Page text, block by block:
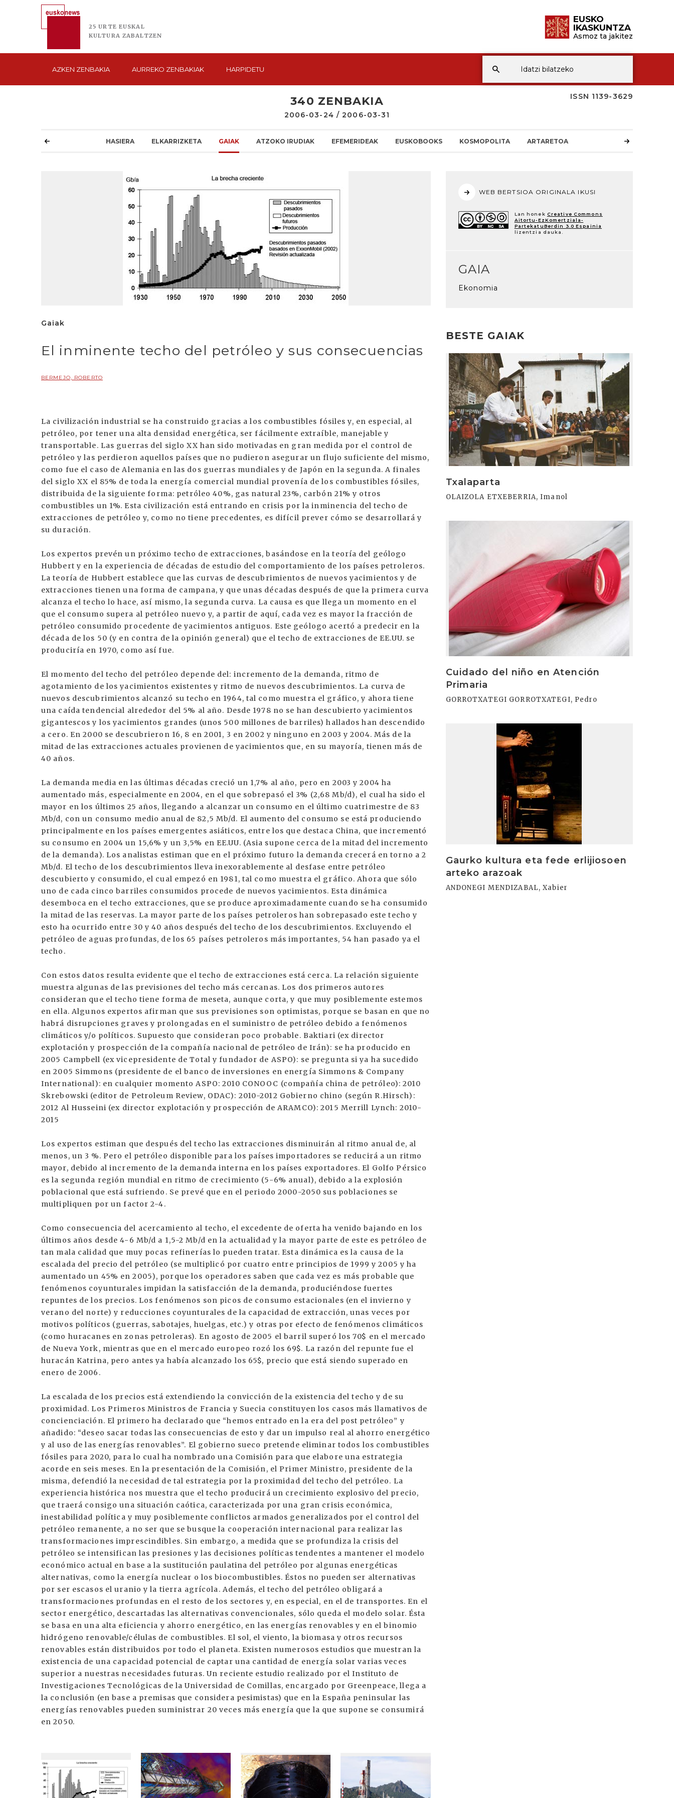
25 URTE EUSKAL
KULTURA ZABALTZEN
EUSKO
IKASKUNTZA
Asmoz ta jakitez
AZKEN ZENBAKIA AURREKO ZENBAKIAK HARPIDETU
ISSN 1139-3629
340 ZENBAKIA
2006-03-24 / 2006-03-31
HASIERA ELKARRIZKETA GAIAK ATZOKO IRUDIAK EFEMERIDEAK EUSKOBOOKS KOSMOPOLITA ARTARETOA
Gaiak
El inminente techo del petróleo y sus consecuencias
BERMEJO, ROBERTO
La civilización industrial se ha construido gracias a los combustibles fósiles y, en especial, al
petróleo, por tener una alta densidad energética, ser fácilmente extraíble, manejable y
transportable. Las guerras del siglo XX han sido motivadas en gran medida por el control de
petróleo y las perdieron aquellos países que no pudieron asegurar un flujo suficiente del mismo,
como fue el caso de Alemania en las dos guerras mundiales y de Japón en la segunda. A finales
del siglo XX el 85% de toda la energía comercial mundial provenía de los combustibles fósiles,
distribuida de la siguiente forma: petróleo 40%, gas natural 23%, carbón 21% y otros
combustibles un 1%. Esta civilización está entrando en crisis por la inminencia del techo de
extracciones de petróleo y, como no tiene precedentes, es difícil prever cómo se desarrollará y
su duración.
Los expertos prevén un próximo techo de extracciones, basándose en la teoría del geólogo
Hubbert y en la experiencia de décadas de estudio del comportamiento de los países petroleros.
La teoría de Hubbert establece que las curvas de descubrimientos de nuevos yacimientos y de
extracciones tienen una forma de campana, y que unas décadas después de que la primera curva
alcanza el techo lo hace, así mismo, la segunda curva. La causa es que llega un momento en el
que el consumo supera al petróleo nuevo y, a partir de aquí, cada vez es mayor la fracción de
petróleo consumido procedente de yacimientos antiguos. Este geólogo acertó a predecir en la
década de los 50 (y en contra de la opinión general) que el techo de extracciones de EE.UU. se
produciría en 1970, como así fue.
El momento del techo del petróleo depende del: incremento de la demanda, ritmo de
agotamiento de los yacimientos existentes y ritmo de nuevos descubrimientos. La curva de
nuevos descubrimientos alcanzó su techo en 1964, tal como muestra el gráfico, y ahora tiene
una caída tendencial alrededor del 5% al año. Desde 1978 no se han descubierto yacimientos
gigantescos y los yacimientos grandes (unos 500 millones de barriles) hallados han descendido
a cero. En 2000 se descubrieron 16, 8 en 2001, 3 en 2002 y ninguno en 2003 y 2004. Más de la
mitad de las extracciones actuales provienen de yacimientos que, en su mayoría, tienen más de
40 años.
La demanda media en las últimas décadas creció un 1,7% al año, pero en 2003 y 2004 ha
aumentado más, especialmente en 2004, en el que sobrepasó el 3% (2,68 Mb/d), el cual ha sido el
mayor en los últimos 25 años, llegando a alcanzar un consumo en el último cuatrimestre de 83
Mb/d, con un consumo medio anual de 82,5 Mb/d. El aumento del consumo se está produciendo
principalmente en los países emergentes asiáticos, entre los que destaca China, que incrementó
su consumo en 2004 un 15,6% y un 3,5% en EE.UU. (Asia supone cerca de la mitad del incremento
de la demanda). Los analistas estiman que en el próximo futuro la demanda crecerá en torno a 2
Mb/d. El techo de los descubrimientos lleva inexorablemente al desfase entre petróleo
descubierto y consumido, el cual empezó en 1981, tal como muestra el gráfico. Ahora que sólo
uno de cada cinco barriles consumidos procede de nuevos yacimientos. Esta dinámica
desemboca en el techo extracciones, que se produce aproximadamente cuando se ha consumido
la mitad de las reservas. La mayor parte de los países petroleros han sobrepasado este techo y
esto ha ocurrido entre 30 y 40 años después del techo de los descubrimientos. Excluyendo el
petróleo de aguas profundas, de los 65 países petroleros más importantes, 54 han pasado ya el
techo.
Con estos datos resulta evidente que el techo de extracciones está cerca. La relación siguiente
muestra algunas de las previsiones del techo más cercanas. Los dos primeros autores
consideran que el techo tiene forma de meseta, aunque corta, y que muy posiblemente estemos
en ella. Algunos expertos afirman que sus previsiones son optimistas, porque se basan en que no
habrá disrupciones graves y prolongadas en el suministro de petróleo debido a fenómenos
climáticos y/o políticos. Supuesto que consideran poco probable. Baktiari (ex director
explotación y prospección de la compañía nacional de petróleo de Irán): se ha producido en
2005 Campbell (ex vicepresidente de Total y fundador de ASPO): se pregunta si ya ha sucedido
en 2005 Simmons (presidente de el banco de inversiones en energía Simmons & Company
International): en cualquier momento ASPO: 2010 CONOOC (compañía china de petróleo): 2010
Skrebowski (editor de Petroleum Review, ODAC): 2010-2012 Gobierno chino (según R.Hirsch):
2012 Al Husseini (ex director explotación y prospección de ARAMCO): 2015 Merrill Lynch: 2010-
2015
Los expertos estiman que después del techo las extracciones disminuirán al ritmo anual de, al
menos, un 3 %. Pero el petróleo disponible para los países importadores se reducirá a un ritmo
mayor, debido al incremento de la demanda interna en los países exportadores. El Golfo Pérsico
es la segunda región mundial en ritmo de crecimiento (5-6% anual), debido a la explosión
poblacional que está sufriendo. Se prevé que en el periodo 2000-2050 sus poblaciones se
multipliquen por un factor 2-4.
Como consecuencia del acercamiento al techo, el excedente de oferta ha venido bajando en los
últimos años desde 4-6 Mb/d a 1,5-2 Mb/d en la actualidad y la mayor parte de este es petróleo de
tan mala calidad que muy pocas refinerías lo pueden tratar. Esta dinámica es la causa de la
escalada del precio del petróleo (se multiplicó por cuatro entre principios de 1999 y 2005 y ha
aumentado un 45% en 2005), porque los operadores saben que cada vez es más probable que
fenómenos coyunturales impidan la satisfacción de la demanda, produciéndose fuertes
repuntes de los precios. Los fenómenos son picos de consumo estacionales (en el invierno y
verano del norte) y reducciones coyunturales de la capacidad de extracción, unas veces por
motivos políticos (guerras, sabotajes, huelgas, etc.) y otras por efecto de fenómenos climáticos
(como huracanes en zonas petroleras). En agosto de 2005 el barril superó los 70$ en el mercado
de Nueva York, mientras que en el mercado europeo rozó los 69$. La razón del repunte fue el
huracán Katrina, pero antes ya había alcanzado los 65$, precio que está siendo superado en
enero de 2006.
La escalada de los precios está extendiendo la convicción de la existencia del techo y de su
proximidad. Los Primeros Ministros de Francia y Suecia constituyen los casos más llamativos de
concienciación. El primero ha declarado que “hemos entrado en la era del post petróleo” y
añadido: “deseo sacar todas las consecuencias de esto y dar un impulso real al ahorro energético
y al uso de las energías renovables”. El gobierno sueco pretende eliminar todos los combustibles
fósiles para 2020, para lo cual ha nombrado una Comisión para que elabore una estrategia
acorde en seis meses. En la presentación de la Comisión, el Primer Ministro, presidente de la
misma, defendió la necesidad de tal estrategia por la proximidad del techo del petróleo. La
experiencia histórica nos muestra que el techo producirá un crecimiento explosivo del precio,
que traerá consigo una situación caótica, caracterizada por una gran crisis económica,
inestabilidad política y muy posiblemente conflictos armados generalizados por el control del
petróleo remanente, a no ser que se busque la cooperación internacional para realizar las
transformaciones imprescindibles. Sin embargo, a medida que se profundiza la crisis del
petróleo se intensifican las presiones y las decisiones políticas tendentes a mantener el modelo
económico actual en base a la sustitución paulatina del petróleo por algunas energéticas
alternativas, como la energía nuclear o los biocombustibles. Éstos no pueden ser alternativas
por ser escasos el uranio y la tierra agrícola. Además, el techo del petróleo obligará a
transformaciones profundas en el resto de los sectores y, en especial, en el de transportes. En el
sector energético, descartadas las alternativas convencionales, sólo queda el modelo solar. Ésta
se basa en una alta eficiencia y ahorro energético, en las energías renovables y en el binomio
hidrógeno renovable/células de combustibles. El sol, el viento, la biomasa y otros recursos
renovables están distribuidos por todo el planeta. Existen numerosos estudios que muestran la
existencia de una capacidad potencial de captar una cantidad de energía solar varias veces
superior a nuestras necesidades futuras. Un reciente estudio realizado por el Instituto de
Investigaciones Tecnológicas de la Universidad de Comillas, encargado por Greenpeace, llega a
la conclusión (en base a premisas que considera pesimistas) que en la España peninsular las
energías renovables pueden suministrar 20 veces más energía que la que supone se consumirá
en 2050.
WEB BERTSIOA ORIGINALA IKUSI
Lan honek Creative Commons
Aitortu-EzKomertziala-
PartekatuBerdin 3.0 Espainia
lizentzia dauka.
GAIA
Ekonomia
BESTE GAIAK
Txalaparta
OLAIZOLA ETXEBERRIA, Imanol
Irakurri
Cuidado del niño en Atención
Primaria
GORROTXATEGI GORROTXATEGI, Pedro
Gaurko kultura eta fede erlijiosoen
arteko arazoak
ANDONEGI MENDIZABAL, Xabier